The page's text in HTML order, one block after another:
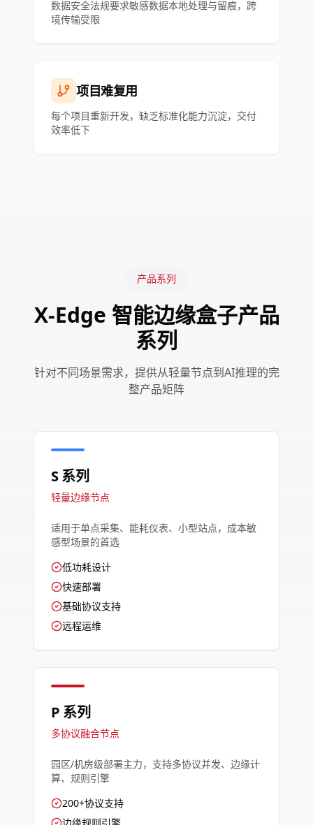
数据安全法规要求敏感数据本地处理与留痕，跨
境传输受限
项目难复用
每个项目重新开发，缺乏标准化能力沉淀，交付
效率低下
产品系列
X-Edge 智能边缘盒子产品
系列
针对不同场景需求，提供从轻量节点到AI推理的完
整产品矩阵
S 系列
轻量边缘节点
适用于单点采集、能耗仪表、小型站点，成本敏
感型场景的首选
低功耗设计
快速部署
基础协议支持
远程运维
P 系列
多协议融合节点
园区/机房级部署主力，支持多协议并发、边缘计
算、规则引擎
200+协议支持